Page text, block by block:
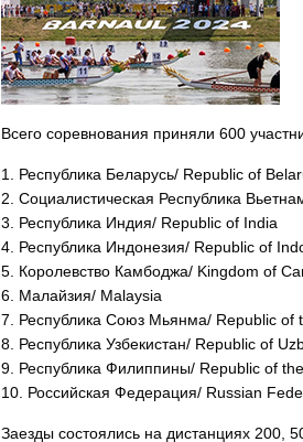
Всего соревнования приняли 600
1. Республика Беларусь/ Republic of
2. Социалистическая Республика
3. Республика Индия/ Republic of India
4. Республика Индонезия/ Republic of
5. Королевство Камбоджа/ Kingdom of
6. Малайзия/ Malaysia
7. Республика Союз Мьянма/ Republic of
8. Республика Узбекистан/ Republic of
9. Республика Филиппины/ Republic of
10. Российская Федерация/ Russian
Заезды состоялись на дистанциях 200,